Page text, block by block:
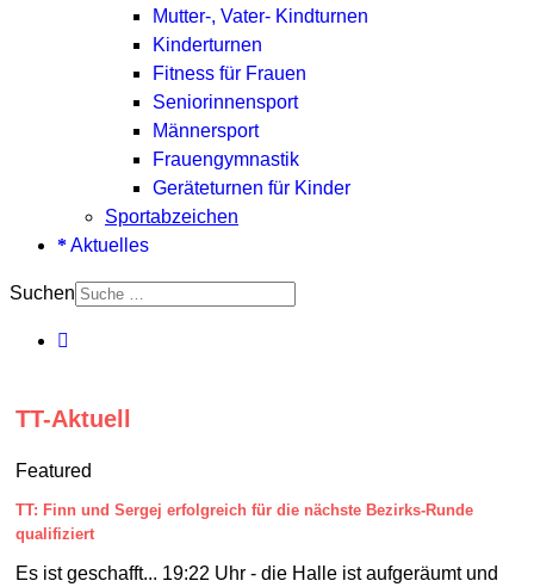
Mutter-, Vater- Kindturnen
Kinderturnen
Fitness für Frauen
Seniorinnensport
Männersport
Frauengymnastik
Geräteturnen für Kinder
Sportabzeichen
Aktuelles
Suchen
TT-Aktuell
Featured
TT: Finn und Sergej erfolgreich für die nächste Bezirks-Runde
qualifiziert
Es ist geschafft... 19:22 Uhr - die Halle ist aufgeräumt und